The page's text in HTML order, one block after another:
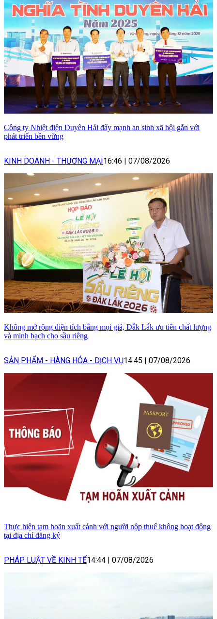
Công ty Nhiệt điện Duyên Hải đẩy mạnh an sinh xã hội gắn với
phát triển bền vững
KINH DOANH - THƯƠNG MẠI16:46 | 07/08/2026
Không mở rộng diện tích bằng mọi giá, Đắk Lắk ưu tiên chất lượng
và minh bạch cho sầu riêng
SẢN PHẨM - HÀNG HÓA - DỊCH VỤ14:45 | 07/08/2026
Thực hiện tạm hoãn xuất cảnh với người nộp thuế không hoạt động
tại địa chỉ đăng ký
PHÁP LUẬT VỀ KINH TẾ14:44 | 07/08/2026